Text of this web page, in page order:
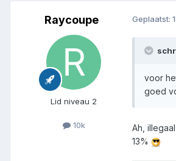
Raycoupe
Lid niveau 2
10k
Geplaatst:
voor
goed
Ah,
13%